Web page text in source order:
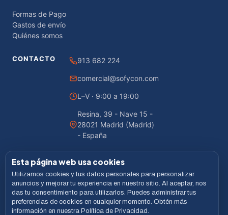
Formas de Pago
Gastos de envío
Quiénes somos
CONTACTO 913 682 224
comercial@sofycon.com
L–V · 9:00 a 19:00
Resina, 39 - Nave 15 -
28021 Madrid (Madrid)
- España
© 2026 Sofycon · Todos los derechos reservados
Desarrollado porLiveCommerce
Esta página web usa cookies
Utilizamos cookies y tus datos personales para personalizar
anuncios y mejorar tu experiencia en nuestro sitio. Al aceptar, nos
das tu consentimiento para utilizarlos. Puedes administrar tus
preferencias de cookies en cualquier momento. Obtén más
información en nuestra Política de Privacidad.